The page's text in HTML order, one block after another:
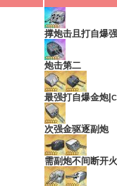
撑炮击且打自爆
炮击第二
最强打自爆金炮|
次强金驱逐副炮
需副炮不间断开